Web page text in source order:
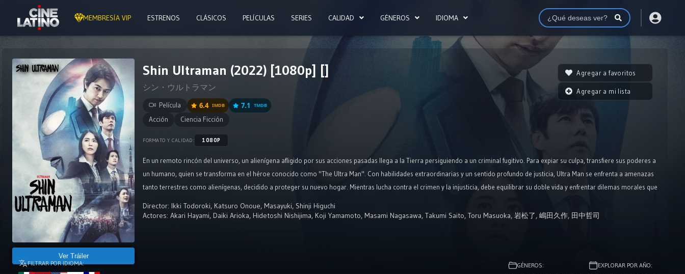
MEMBRESÍA VIP ESTRENOS CLÁSICOS PELÍCULAS SERIES CALIDAD GÉNEROS IDIOMA
Ver Tráiler
Shin Ultraman (2022) [1080p] []
シン・ウルトラマン
Película 6.4 IMDB 7.1 TMDB
Acción Ciencia Ficción
FORMATO Y CALIDAD: 1080P
En un remoto rincón del universo, un alienígena afligido por sus acciones pasadas llega a la Tierra persiguiendo a un criminal fugitivo. Para expiar su culpa, transfiere sus poderes a
un humano, quien se transforma en el héroe conocido como "The Ultra Man". Con habilidades extraordinarias y un sentido profundo de justicia, Ultra Man se enfrenta a amenazas
tanto terrestres como alienígenas, decidido a proteger su nuevo hogar. Mientras lucha contra el crimen y la injusticia, debe equilibrar su doble vida y enfrentar dilemas morales que
Director: Ikki Todoroki, Katsuro Onoue, Masayuki, Shinji Higuchi
Actores: Akari Hayami, Daiki Arioka, Hidetoshi Nishijima, Koji Yamamoto, Masami Nagasawa, Takumi Saito, Toru Masuoka, 岩松了, 嶋田久作, 田中哲司
Agregar a favoritos
Agregar a mi lista
FILTRAR POR IDIOMA: GÉNEROS: EXPLORAR POR AÑO: